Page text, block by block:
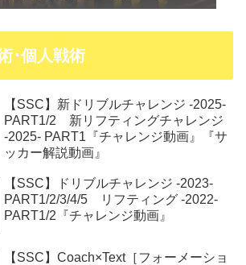
』
･個人戦術
【SSC】新ドリブルチャレンジ -2025-
PART1/2 新リフティングチャレンジ
-2025- PART1『チャレンジ動画』『サ
ッカー解説動画』
【SSC】ドリブルチャレンジ -2023-
PART1/2/3/4/5 リフティング -2022-
PART1/2『チャレンジ動画』
【SSC】Coach×Text［フォーメーショ